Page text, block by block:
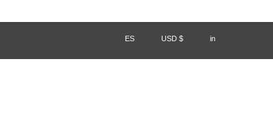
ES USD $ in